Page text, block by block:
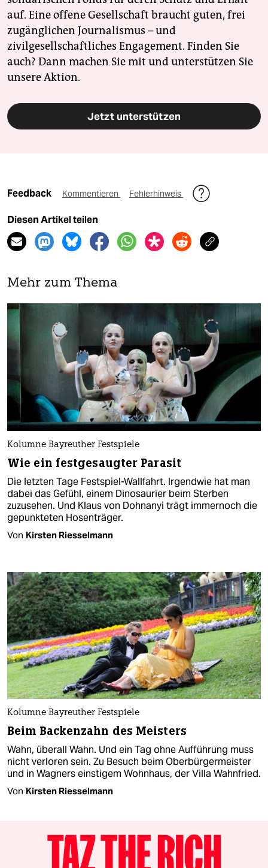
auf. Eine offene Gesellschaft braucht guten, frei
zugänglichen Journalismus – und
zivilgesellschaftliches Engagement. Finden Sie
auch? Dann machen Sie mit und unterstützen Sie
unsere Aktion.
Jetzt unterstützen
Feedback Kommentieren Fehlerhinweis
Diesen Artikel teilen
Mehr zum Thema
Kolumne Bayreuther Festspiele
Wie ein festgesaugter Parasit
Die letzten Tage Festspiel-Wallfahrt. Irgendwie hat man
dabei das Gefühl, einem Dinosaurier beim Sterben
zuzusehen. Und Klaus von Dohnanyi trägt immernoch die
gepunkteten Hosenträger.
Von Kirsten Riesselmann
Kolumne Bayreuther Festspiele
Beim Backenzahn des Meisters
Wahn, überall Wahn. Und ein Tag ohne Aufführung muss
nicht verloren sein. Zu Besuch beim Oberbürgermeister
und in Wagners einstigem Wohnhaus, der Villa Wahnfried.
Von Kirsten Riesselmann